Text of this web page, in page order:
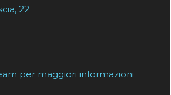
22
per maggiori informazioni